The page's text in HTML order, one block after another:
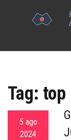
Tag: top
5 ago
2024